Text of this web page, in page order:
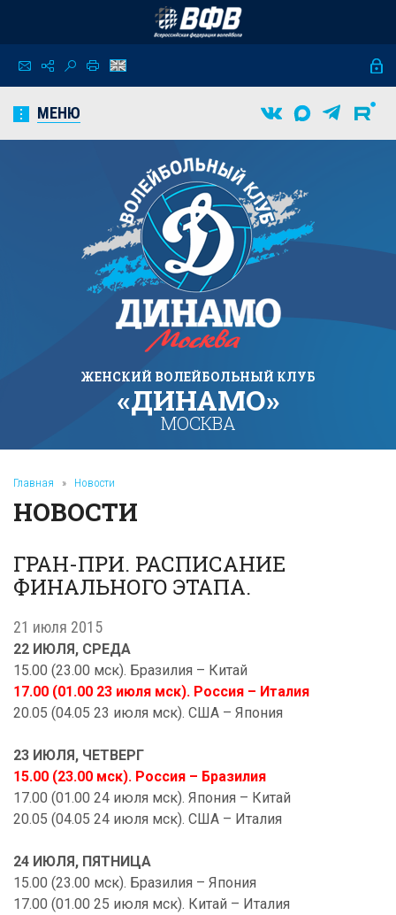
МЕНЮ
ЖЕНСКИЙ ВОЛЕЙБОЛЬНЫЙ КЛУБ
«ДИНАМО»
МОСКВА
Главная » Новости
НОВОСТИ
ГРАН-ПРИ. РАСПИСАНИЕ
ФИНАЛЬНОГО ЭТАПА.
21 июля 2015
22 ИЮЛЯ, СРЕДА
15.00 (23.00 мск). Бразилия – Китай
17.00 (01.00 23 июля мск). Россия – Италия
20.05 (04.05 23 июля мск). США – Япония
23 ИЮЛЯ, ЧЕТВЕРГ
15.00 (23.00 мск). Россия – Бразилия
17.00 (01.00 24 июля мск). Япония – Китай
20.05 (04.05 24 июля мск). США – Италия
24 ИЮЛЯ, ПЯТНИЦА
15.00 (23.00 мск). Бразилия – Япония
17.00 (01.00 25 июля мск). Китай – Италия